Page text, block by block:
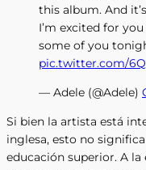
this album. And
I’m excited for
some of you
pic.twitter.com/
— Adele (@Adele)
Si bien la artista está
inglesa, esto no
educación superior. A la